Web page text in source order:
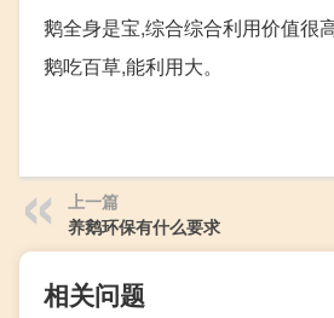
鹅全身是宝,综合综合利用价值很
鹅吃百草,能利用大。
上一篇
养鹅环保有什么要求
相关问题